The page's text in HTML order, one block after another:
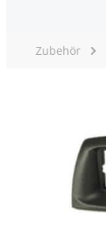
Zubehör